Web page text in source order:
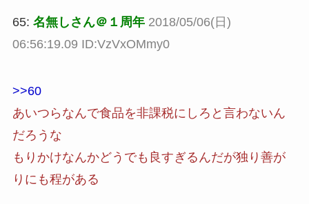
65: 名無しさん＠１周年 2018/05/06(日)
06:56:19.09 ID:VzVxOMmy0
>>60
あいつらなんで食品を非課税にしろと言わないん
だろうな
もりかけなんかどうでも良すぎるんだが独り善が
りにも程がある